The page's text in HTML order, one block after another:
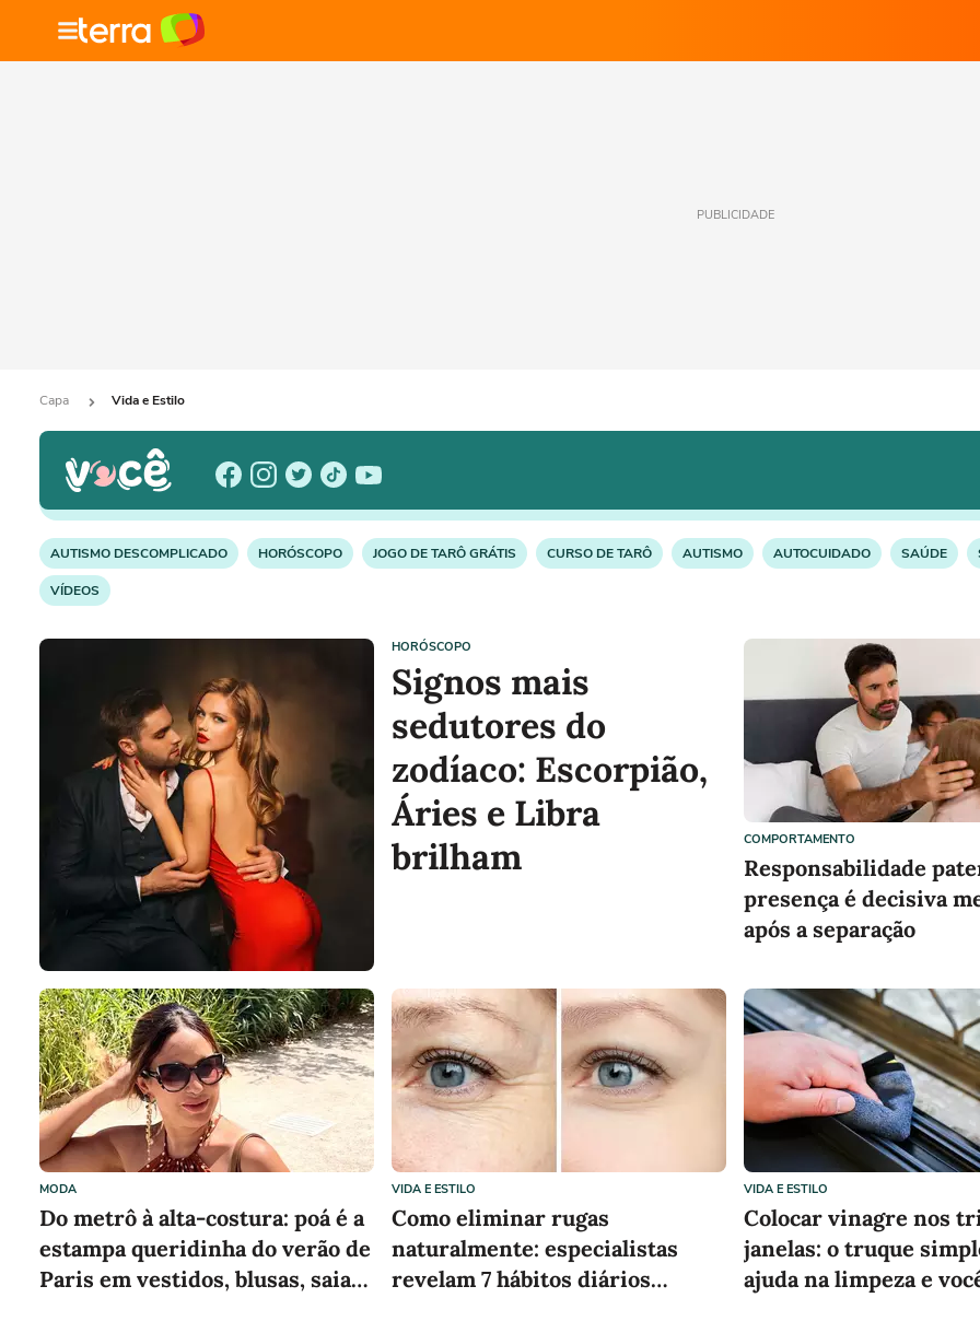
PUBLICIDADE
Capa Vida e Estilo
AUTISMO DESCOMPLICADO HORÓSCOPO JOGO DE TARÔ GRÁTIS CURSO DE TARÔ AUTISMO AUTOCUIDADO SAÚDE
VÍDEOS
HORÓSCOPO
Signos mais
sedutores do
zodíaco: Escorpião,
Áries e Libra
brilham
COMPORTAMENTO
Responsabilidade
presença é decisiva
após a separação
MODA
Do metrô à alta-costura: poá é a
estampa queridinha do verão de
Paris em vestidos, blusas, saias,
VIDA E ESTILO
Como eliminar rugas
naturalmente: especialistas
revelam 7 hábitos diários
VIDA E ESTILO
Colocar vinagre nos
janelas: o truque
ajuda na limpeza e